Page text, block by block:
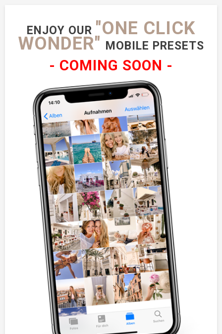
ENJOY OUR "ONE CLICK
WONDER" MOBILE PRESETS
- COMING SOON -